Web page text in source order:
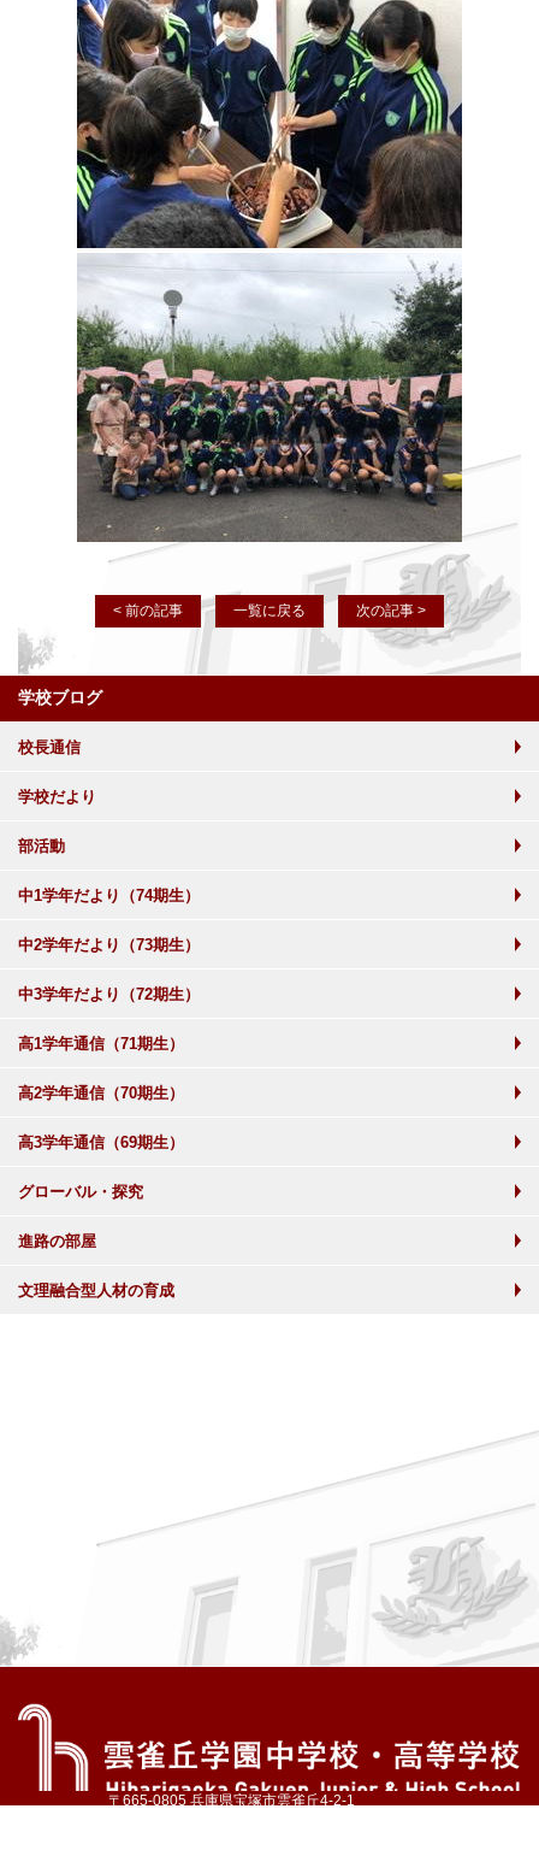
< 前の記事 一覧に戻る 次の記事 >
学校ブログ
校長通信
学校だより
部活動
中1学年だより（74期生）
中2学年だより（73期生）
中3学年だより（72期生）
高1学年通信（71期生）
高2学年通信（70期生）
高3学年通信（69期生）
グローバル・探究
進路の部屋
文理融合型人材の育成
〒665-0805 兵庫県宝塚市雲雀丘4-2-1